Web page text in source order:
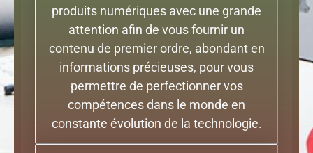
produits numériques avec une grande
attention afin de vous fournir un
contenu de premier ordre, abondant en
informations précieuses, pour vous
permettre de perfectionner vos
compétences dans le monde en
constante évolution de la technologie.